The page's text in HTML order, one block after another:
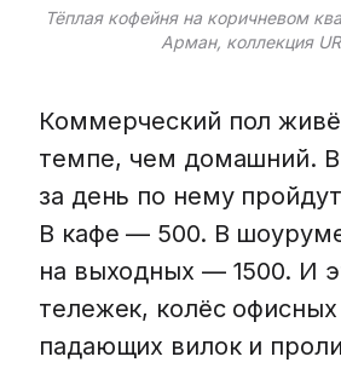
Тёплая кофейня на коричневом
Арман, коллекция
Коммерческий пол
темпе, чем домашний. В
за день по нему
В кафе — 500. В
на выходных — 1500. И
тележек, колёс офисных
падающих вилок и